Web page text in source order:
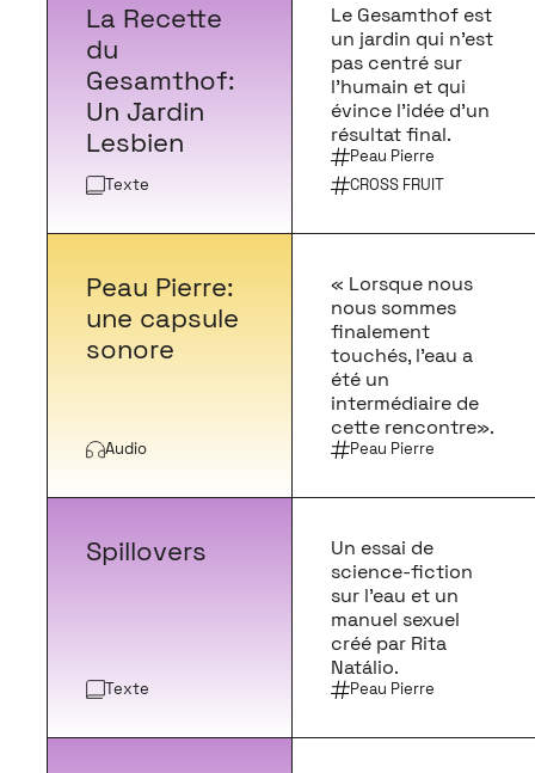
La Recette
du
Gesamthof:
Un Jardin
Lesbien
Texte
Le Gesamthof est
un jardin qui n’est
pas centré sur
l’humain et qui
évince l’idée d’un
résultat final.
Peau Pierre
CROSS FRUIT
Peau Pierre:
une capsule
sonore
Audio
« Lorsque nous
nous sommes
finalement
touchés, l’eau a
été un
intermédiaire de
cette rencontre».
Peau Pierre
Spillovers
Texte
Un essai de
science-fiction
sur l’eau et un
manuel sexuel
créé par Rita
Natálio.
Peau Pierre